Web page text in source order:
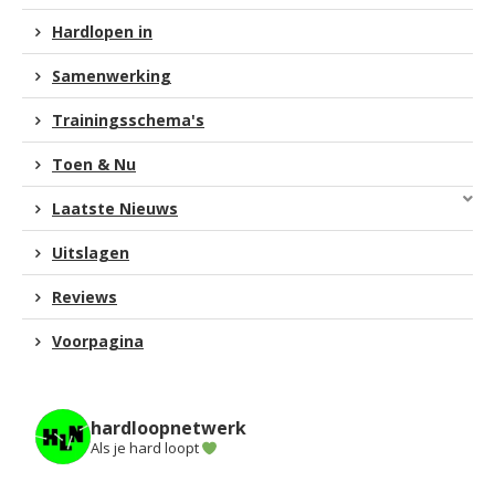
Hardlopen in
Samenwerking
Trainingsschema's
Toen & Nu
Laatste Nieuws
Uitslagen
Reviews
Voorpagina
hardloopnetwerk
Als je hard loopt